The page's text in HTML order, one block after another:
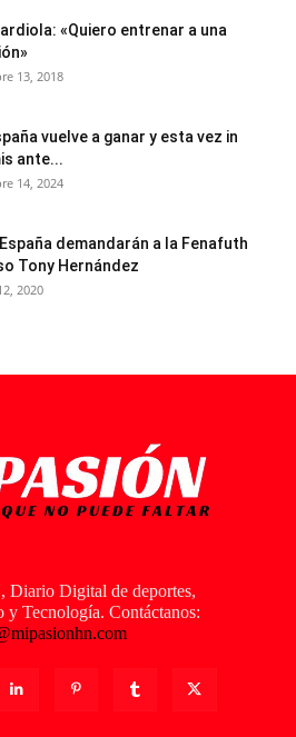
«Quiero entrenar a una
13, 2018
vuelve a ganar y esta vez in
ante...
14, 2024
demandarán a la Fenafuth
Tony Hernández
2020
Diario Digital de deportes,
y Tecnología. Contáctanos: